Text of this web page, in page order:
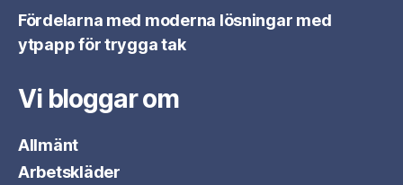
Fördelarna med moderna lösningar med
ytpapp för trygga tak
Vi bloggar om
Allmänt
Arbetskläder